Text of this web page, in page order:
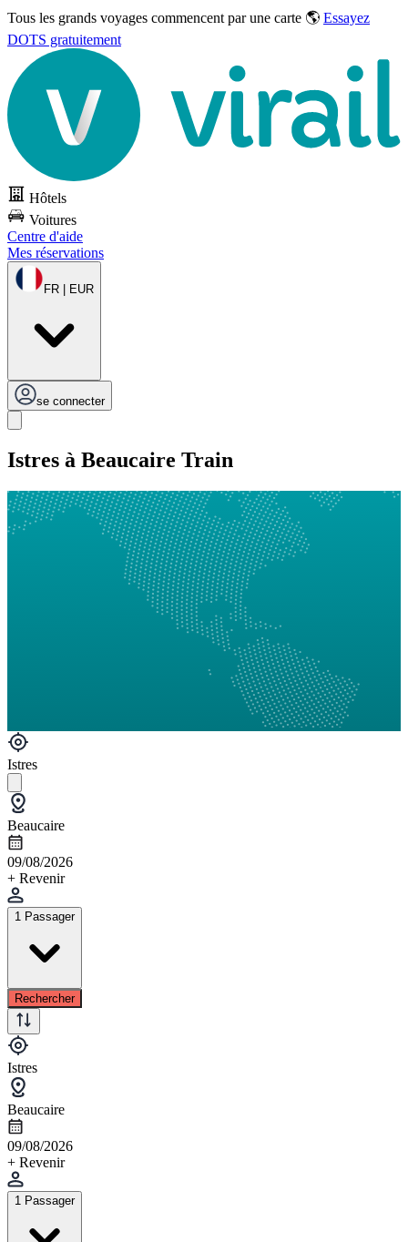
Tous les grands voyages commencent par une carte 🌎 Essayez
DOTS gratuitement
Hôtels
Voitures
Centre d'aide
Mes réservations
FR | EUR
se connecter
Istres à Beaucaire Train
Istres
Beaucaire
09/08/2026
+ Revenir
1 Passager
Rechercher
Istres
Beaucaire
09/08/2026
+ Revenir
1 Passager